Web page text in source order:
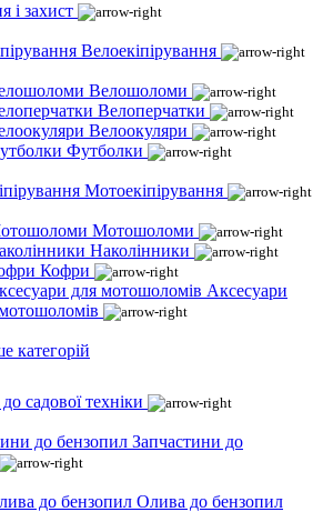
і захист
Велоекіпірування
Велошоломи
Велоперчатки
Велоокуляри
Футболки
Мотоекіпірування
Мотошоломи
Наколінники
Кофри
Аксесуари
категорій
садової техніки
Запчастини до
Олива до бензопил